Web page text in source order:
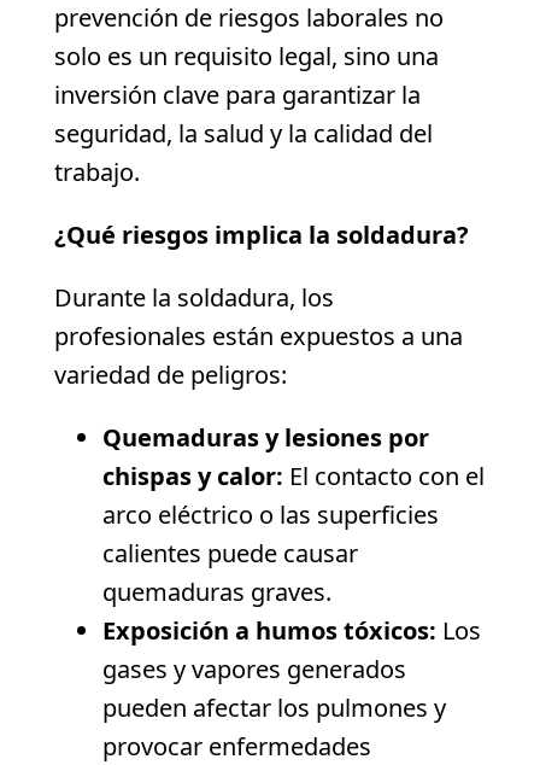
prevención de riesgos laborales no
solo es un requisito legal, sino una
inversión clave para garantizar la
seguridad, la salud y la calidad del
trabajo.
¿Qué riesgos implica la soldadura?
Durante la soldadura, los
profesionales están expuestos a una
variedad de peligros:
Quemaduras y lesiones por
chispas y calor: El contacto con el
arco eléctrico o las superficies
calientes puede causar
quemaduras graves.
Exposición a humos tóxicos: Los
gases y vapores generados
pueden afectar los pulmones y
provocar enfermedades